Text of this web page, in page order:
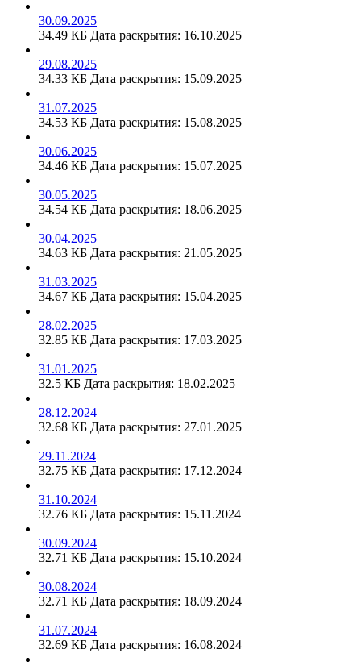
30.09.2025
34.49 КБ Дата раскрытия: 16.10.2025
29.08.2025
34.33 КБ Дата раскрытия: 15.09.2025
31.07.2025
34.53 КБ Дата раскрытия: 15.08.2025
30.06.2025
34.46 КБ Дата раскрытия: 15.07.2025
30.05.2025
34.54 КБ Дата раскрытия: 18.06.2025
30.04.2025
34.63 КБ Дата раскрытия: 21.05.2025
31.03.2025
34.67 КБ Дата раскрытия: 15.04.2025
28.02.2025
32.85 КБ Дата раскрытия: 17.03.2025
31.01.2025
32.5 КБ Дата раскрытия: 18.02.2025
28.12.2024
32.68 КБ Дата раскрытия: 27.01.2025
29.11.2024
32.75 КБ Дата раскрытия: 17.12.2024
31.10.2024
32.76 КБ Дата раскрытия: 15.11.2024
30.09.2024
32.71 КБ Дата раскрытия: 15.10.2024
30.08.2024
32.71 КБ Дата раскрытия: 18.09.2024
31.07.2024
32.69 КБ Дата раскрытия: 16.08.2024